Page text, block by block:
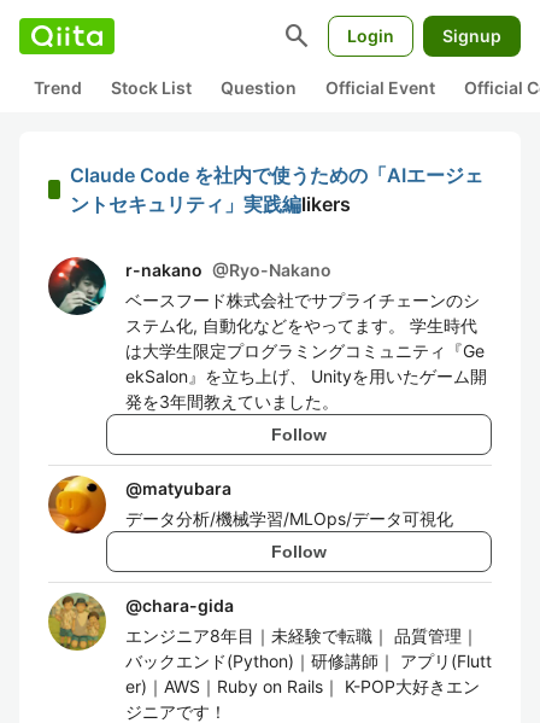
search Login Signup
Trend Stock List Question Official Event Official
Claude Code を社内で使うための「AIエージェ
ントセキュリティ」実践編likers
r-nakano @Ryo-Nakano
ベースフード株式会社でサプライチェーンのシ
ステム化, 自動化などをやってます。 学生時代
は大学生限定プログラミングコミュニティ『Ge
ekSalon』を立ち上げ、 Unityを用いたゲーム開
発を3年間教えていました。
Follow
@matyubara
データ分析/機械学習/MLOps/データ可視化
Follow
@chara-gida
エンジニア8年目｜未経験で転職｜ 品質管理｜
バックエンド(Python)｜研修講師｜ アプリ(Flutt
er)｜AWS｜Ruby on Rails｜ K-POP大好きエン
ジニアです！